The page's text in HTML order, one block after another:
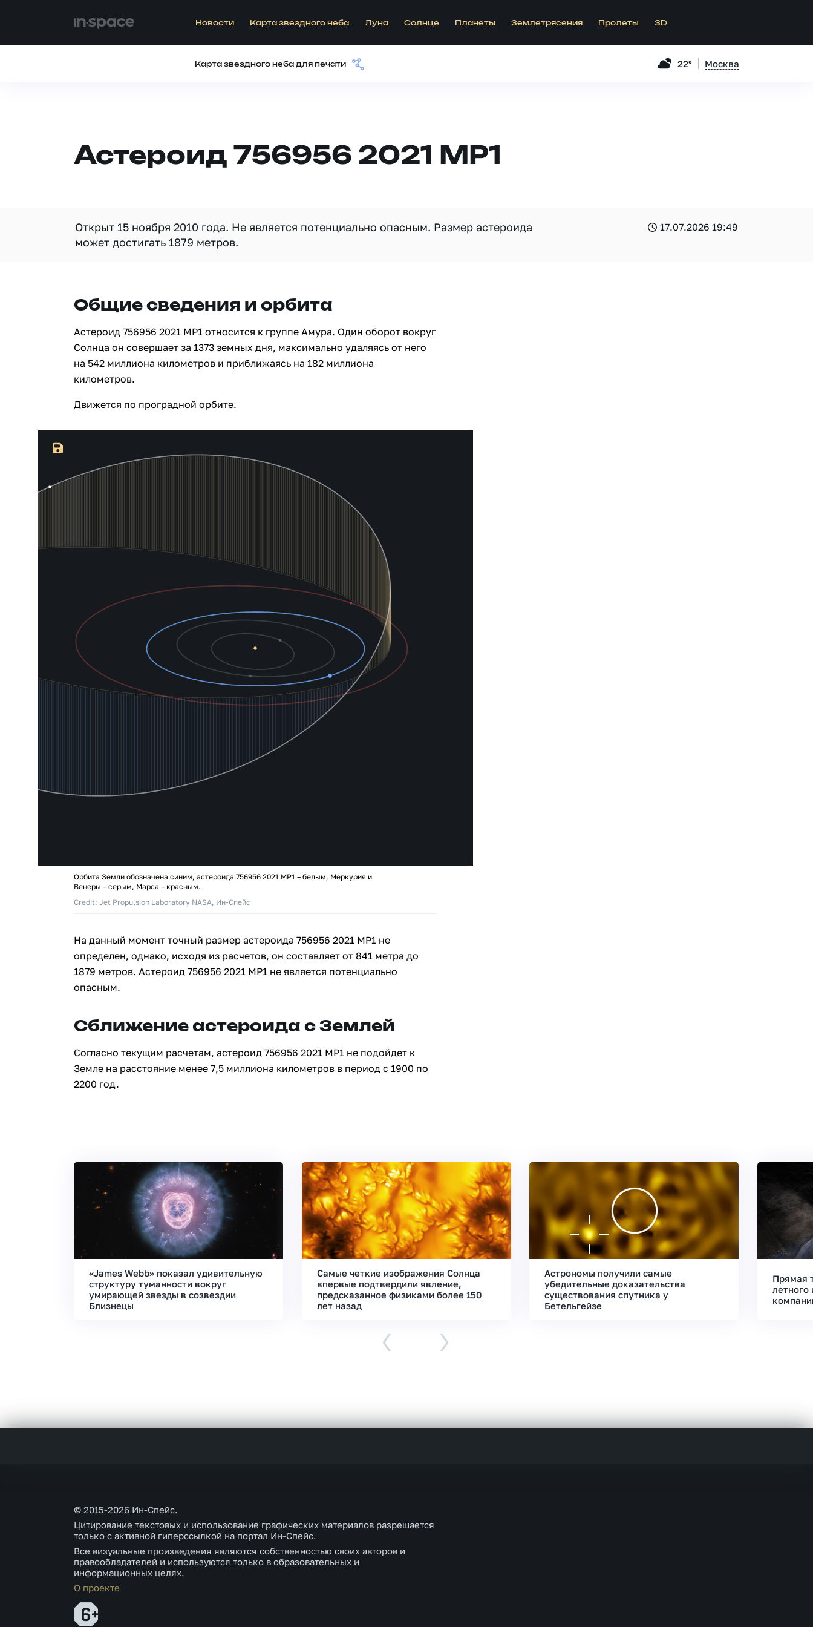
Новости Карта звездного неба Луна Солнце Планеты Землетрясения Пролеты 3D
Карта звездного неба для печати 22° Москва
Астероид 756956 2021 MP1
Открыт 15 ноября 2010 года. Не является потенциально опасным. Размер астероида
может достигать 1879 метров.
17.07.2026 19:49
Общие сведения и орбита
Астероид 756956 2021 MP1 относится к группе Амура. Один оборот вокруг
Солнца он совершает за 1373 земных дня, максимально удаляясь от него
на 542 миллиона километров и приближаясь на 182 миллиона
километров.
Движется по проградной орбите.
Орбита Земли обозначена синим, астероида 756956 2021 MP1 – белым, Меркурия и
Венеры – серым, Марса – красным.
Credit: Jet Propulsion Laboratory NASA, Ин-Спейс
На данный момент точный размер астероида 756956 2021 MP1 не
определен, однако, исходя из расчетов, он составляет от 841 метра до
1879 метров. Астероид 756956 2021 MP1 не является потенциально
опасным.
Сближение астероида с Землей
Согласно текущим расчетам, астероид 756956 2021 MP1 не подойдет к
Земле на расстояние менее 7,5 миллиона километров в период с 1900 по
2200 год.
«James Webb» показал удивительную
структуру туманности вокруг
умирающей звезды в созвездии
Близнецы
Самые четкие изображения Солнца
впервые подтвердили явление,
предсказанное физиками более 150
лет назад
Астрономы получили самые
убедительные доказательства
существования спутника у
Бетельгейзе
Прямая
летного
‹ ›
© 2015-2026 Ин-Спейс.
Цитирование текстовых и использование графических материалов разрешается
только с активной гиперссылкой на портал Ин-Спейс.
Все визуальные произведения являются собственностью своих авторов и
правообладателей и используются только в образовательных и
информационных целях.
О проекте